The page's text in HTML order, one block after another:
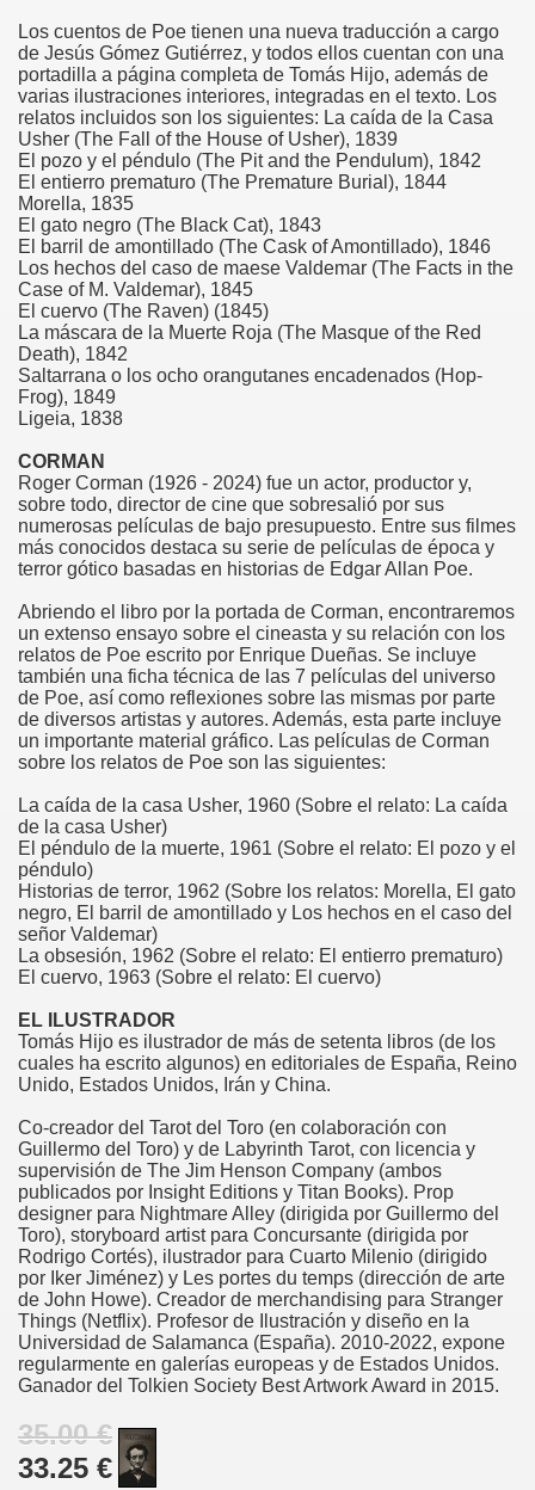
Los cuentos de Poe tienen una nueva traducción a cargo
de Jesús Gómez Gutiérrez, y todos ellos cuentan con una
portadilla a página completa de Tomás Hijo, además de
varias ilustraciones interiores, integradas en el texto. Los
relatos incluidos son los siguientes: La caída de la Casa
Usher (The Fall of the House of Usher), 1839
El pozo y el péndulo (The Pit and the Pendulum), 1842
El entierro prematuro (The Premature Burial), 1844
Morella, 1835
El gato negro (The Black Cat), 1843
El barril de amontillado (The Cask of Amontillado), 1846
Los hechos del caso de maese Valdemar (The Facts in the
Case of M. Valdemar), 1845
El cuervo (The Raven) (1845)
La máscara de la Muerte Roja (The Masque of the Red
Death), 1842
Saltarrana o los ocho orangutanes encadenados (Hop-
Frog), 1849
Ligeia, 1838
CORMAN
Roger Corman (1926 - 2024) fue un actor, productor y,
sobre todo, director de cine que sobresalió por sus
numerosas películas de bajo presupuesto. Entre sus filmes
más conocidos destaca su serie de películas de época y
terror gótico basadas en historias de Edgar Allan Poe.
Abriendo el libro por la portada de Corman, encontraremos
un extenso ensayo sobre el cineasta y su relación con los
relatos de Poe escrito por Enrique Dueñas. Se incluye
también una ficha técnica de las 7 películas del universo
de Poe, así como reflexiones sobre las mismas por parte
de diversos artistas y autores. Además, esta parte incluye
un importante material gráfico. Las películas de Corman
sobre los relatos de Poe son las siguientes:
La caída de la casa Usher, 1960 (Sobre el relato: La caída
de la casa Usher)
El péndulo de la muerte, 1961 (Sobre el relato: El pozo y el
péndulo)
Historias de terror, 1962 (Sobre los relatos: Morella, El gato
negro, El barril de amontillado y Los hechos en el caso del
señor Valdemar)
La obsesión, 1962 (Sobre el relato: El entierro prematuro)
El cuervo, 1963 (Sobre el relato: El cuervo)
EL ILUSTRADOR
Tomás Hijo es ilustrador de más de setenta libros (de los
cuales ha escrito algunos) en editoriales de España, Reino
Unido, Estados Unidos, Irán y China.
Co-creador del Tarot del Toro (en colaboración con
Guillermo del Toro) y de Labyrinth Tarot, con licencia y
supervisión de The Jim Henson Company (ambos
publicados por Insight Editions y Titan Books). Prop
designer para Nightmare Alley (dirigida por Guillermo del
Toro), storyboard artist para Concursante (dirigida por
Rodrigo Cortés), ilustrador para Cuarto Milenio (dirigido
por Iker Jiménez) y Les portes du temps (dirección de arte
de John Howe). Creador de merchandising para Stranger
Things (Netflix). Profesor de Ilustración y diseño en la
Universidad de Salamanca (España). 2010-2022, expone
regularmente en galerías europeas y de Estados Unidos.
Ganador del Tolkien Society Best Artwork Award in 2015.
35.00 €
33.25 €